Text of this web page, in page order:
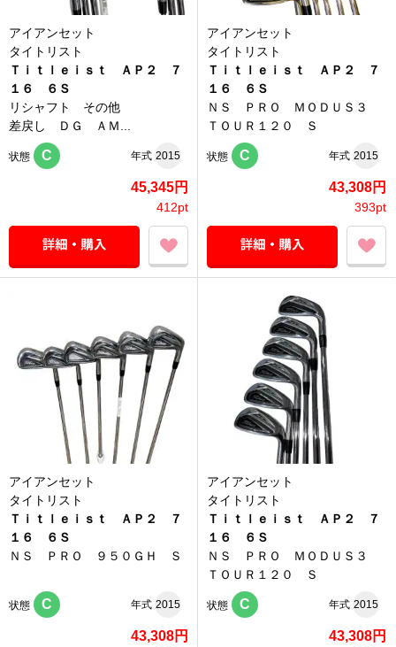
アイアンセット
タイトリスト
Ｔｉｔｌｅｉｓｔ ＡＰ２ ７
１６ ６Ｓ
リシャフト その他
差戻し ＤＧ ＡＭ...
状態 C 年式 2015
45,345円
412pt
アイアンセット
タイトリスト
Ｔｉｔｌｅｉｓｔ ＡＰ２ ７
１６ ６Ｓ
ＮＳ ＰＲＯ ＭＯＤＵＳ３
ＴＯＵＲ１２０ Ｓ
状態 C 年式 2015
43,308円
393pt
アイアンセット
タイトリスト
Ｔｉｔｌｅｉｓｔ ＡＰ２ ７
１６ ６Ｓ
ＮＳ ＰＲＯ ９５０ＧＨ Ｓ
状態 C 年式 2015
43,308円
アイアンセット
タイトリスト
Ｔｉｔｌｅｉｓｔ ＡＰ２ ７
１６ ６Ｓ
ＮＳ ＰＲＯ ＭＯＤＵＳ３
ＴＯＵＲ１２０ Ｓ
状態 C 年式 2015
43,308円